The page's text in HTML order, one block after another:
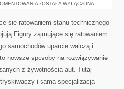
FIGURY
RATOWANIEM
STANU
AUT
WOJUJĄ
ZOSTAŁA WYŁĄCZONA
się ratowaniem stanu technicznego
Figury zajmujące się ratowaniem
samochodów uparcie walczą i
nowsze sposoby na rozwiązywanie
z żywotnością aut. Tutaj
i sama specjalizacja